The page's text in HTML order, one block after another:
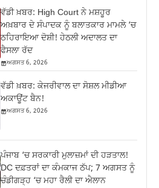
ਵੱਡੀ ਖ਼ਬਰ: High Court ਨੇ ਮਸ਼ਹੂਰ
ਅਖ਼ਬਾਰ ਦੇ ਸੰਪਾਦਕ ਨੂੰ ਬਲਾਤਕਾਰ ਮਾਮਲੇ ‘ਚ
ਠਹਿਰਾਇਆ ਦੋਸ਼ੀ! ਹੇਠਲੀ ਅਦਾਲਤ ਦਾ
ਫੈਸਲਾ ਰੱਦ
ਅਗਸਤ 6, 2026
ਵੱਡੀ ਖ਼ਬਰ: ਕੇਜਰੀਵਾਲ ਦਾ ਸੋਸ਼ਲ ਮੀਡੀਆ
ਅਕਾਊਂਟ ਬੈਨ!
ਅਗਸਤ 6, 2026
ਪੰਜਾਬ ‘ਚ ਸਰਕਾਰੀ ਮੁਲਾਜ਼ਮਾਂ ਦੀ ਹੜਤਾਲ!
DC ਦਫ਼ਤਰਾਂ ਦਾ ਕੰਮਕਾਜ ਠੱਪ; 7 ਅਗਸਤ ਨੂੰ
ਚੰਡੀਗੜ੍ਹ ‘ਚ ਮਹਾ ਰੈਲੀ ਦਾ ਐਲਾਨ